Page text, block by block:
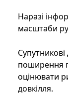
Наразі
масштаби
поширення
оцінювати
довкілля.